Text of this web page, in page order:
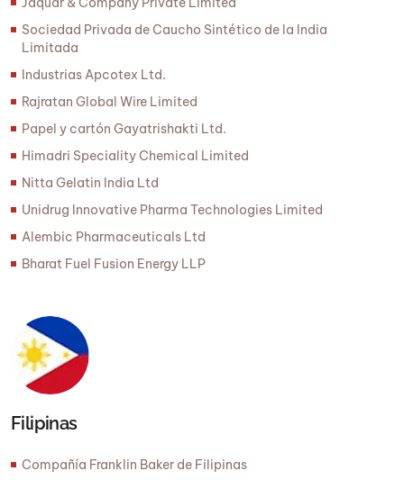
Sociedad Privada de Caucho Sintético de la India
Limitada
Industrias Apcotex Ltd.
Rajratan Global Wire Limited
Papel y cartón Gayatrishakti Ltd.
Himadri Speciality Chemical Limited
Nitta Gelatin India Ltd
Unidrug Innovative Pharma Technologies Limited
Alembic Pharmaceuticals Ltd
Bharat Fuel Fusion Energy LLP
Filipinas
Compañía Franklin Baker de Filipinas